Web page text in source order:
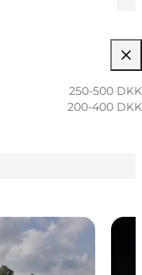
250-500 DKK
200-400 DKK